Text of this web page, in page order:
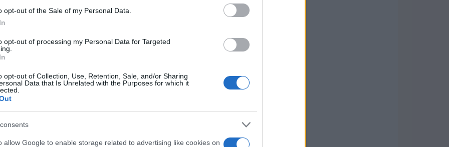
opt-out of the Sale of my Personal Data.
opt-out of processing my Personal Data for Targeted
opt-out of Collection, Use, Retention, Sale, and/or Sharing
Data that Is Unrelated with the Purposes for which it
allow Google to enable storage related to advertising like cookies on
in Italia
in Roma
della
15% nel numero di biglietti venduti rispetto